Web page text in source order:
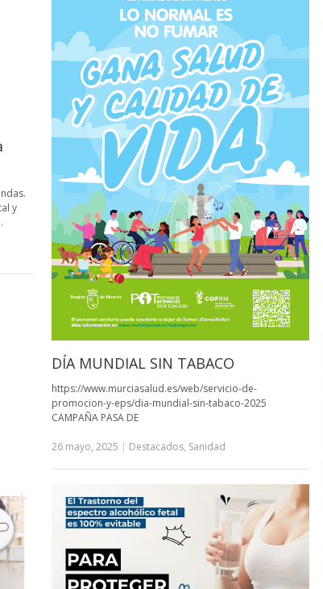
y
DÍA MUNDIAL SIN TABACO
https://www.murciasalud.es/web/servicio-de-
promocion-y-eps/dia-mundial-sin-tabaco-2025
CAMPAÑA PASA DE
26 mayo, 2025 | Destacados, Sanidad